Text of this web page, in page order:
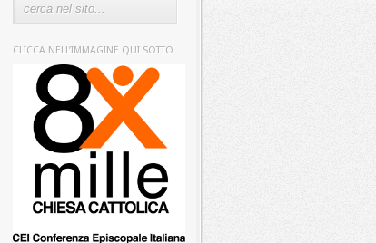
CLICCA NELL’IMMAGINE QUI SOTTO